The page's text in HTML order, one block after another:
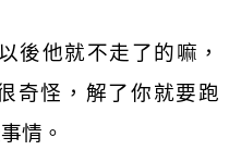
後他就不走了的嘛，
奇怪，解了你就要跑
情。